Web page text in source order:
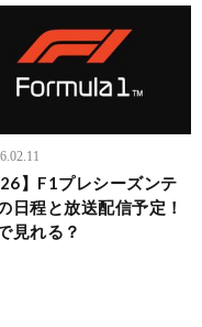
】F1プレシーズンテ
日程と放送配信予定！
見れる？